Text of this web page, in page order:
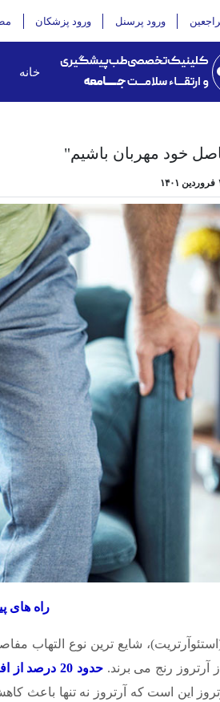
ورود پرسنل ورود پزشکان
خانه
خود مهربان باشیم"
راه های
آرتروز رنج می برند.حدود 20 درصد از افراد بالای 50 سال در کشور، از آرتروز رنج می برند
این است که آرتروز نه تنها باعث